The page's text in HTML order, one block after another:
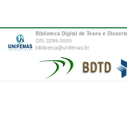
Biblioteca Digital de Teses e
(35) 3299-3000
biblioteca@unifenas.br